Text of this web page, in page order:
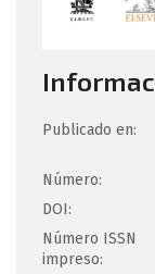
Publicado en:
Número:
DOI:
Número ISSN
impreso: